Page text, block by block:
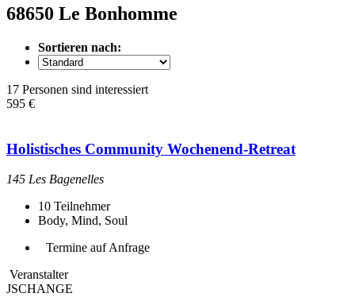
68650 Le Bonhomme
Sortieren nach:
17 Personen sind interessiert
595 €
Holistisches Community Wochenend-Retreat
145 Les Bagenelles
10 Teilnehmer
Body, Mind, Soul
Termine auf Anfrage
Veranstalter
JSCHANGE